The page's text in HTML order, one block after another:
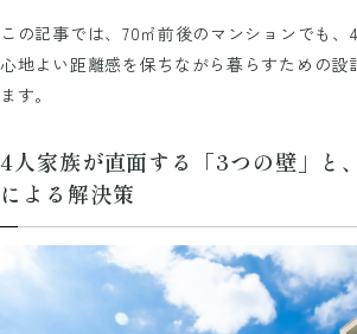
この記事では、70㎡前後のマンションでも、
心地よい距離感を保ちながら暮らすための設
ます。
4人家族が直面する「3つの壁」と
による解決策